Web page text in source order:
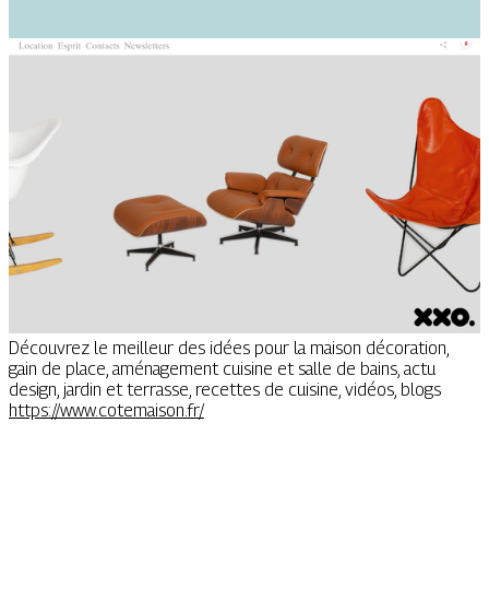
Découvrez le meilleur des idées pour la maison décoration,
gain de place, aménagement cuisine et salle de bains, actu
design, jardin et terrasse, recettes de cuisine, vidéos, blogs
https://www.cotemaison.fr/